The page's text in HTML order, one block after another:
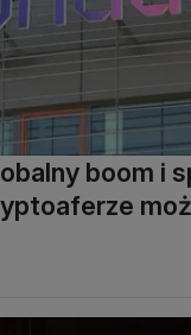
boom i